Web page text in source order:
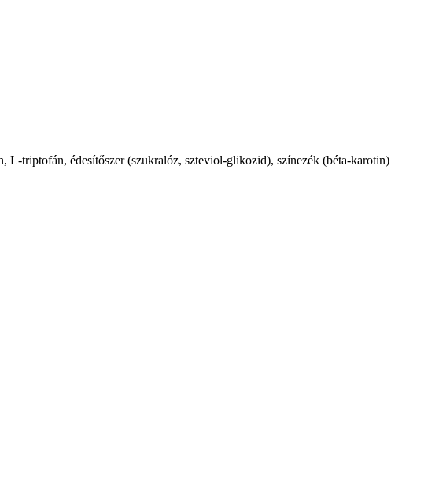
triptofán, édesítőszer (szukralóz, szteviol-glikozid), színezék (béta-karotin)